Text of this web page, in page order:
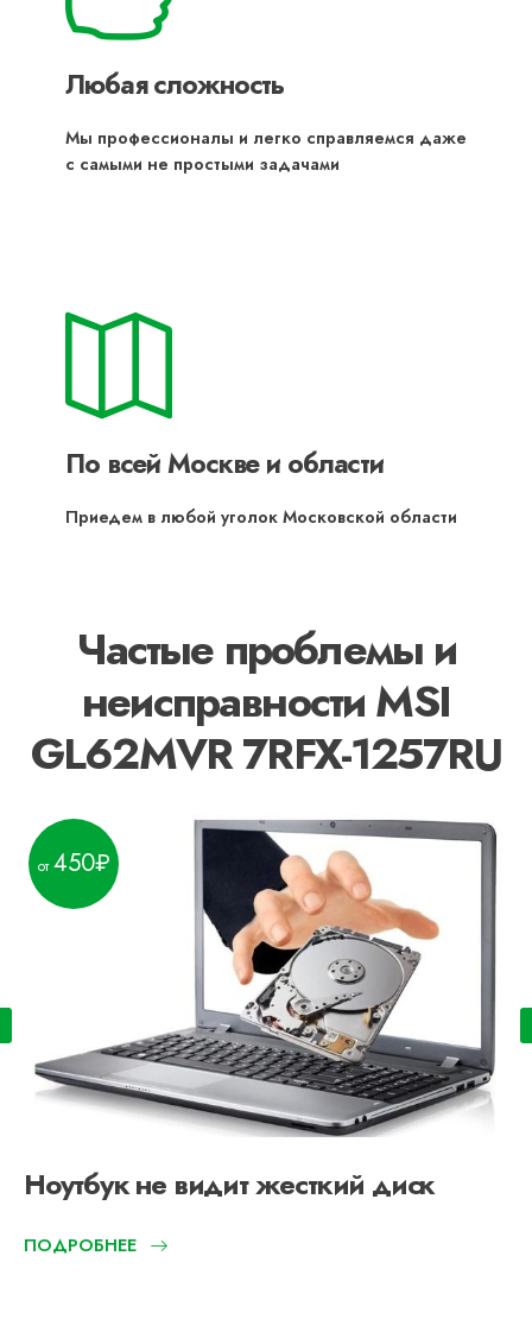
Любая сложность
Мы профессионалы и легко справляемся даже
с самыми не простыми задачами
По всей Москве и области
Приедем в любой уголок Московской области
Частые проблемы и
неисправности MSI
GL62MVR 7RFX-1257RU
Ноутбук не видит жесткий диск
450
ПОДРОБНЕЕ